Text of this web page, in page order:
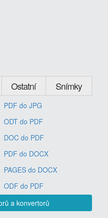
Ostatní Snímky
PDF do JPG
ODT do PDF
DOC do PDF
PDF do DOCX
PAGES do DOCX
ODF do PDF
a konvertorů